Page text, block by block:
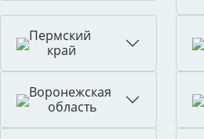
Пермский
край
Воронежская
область